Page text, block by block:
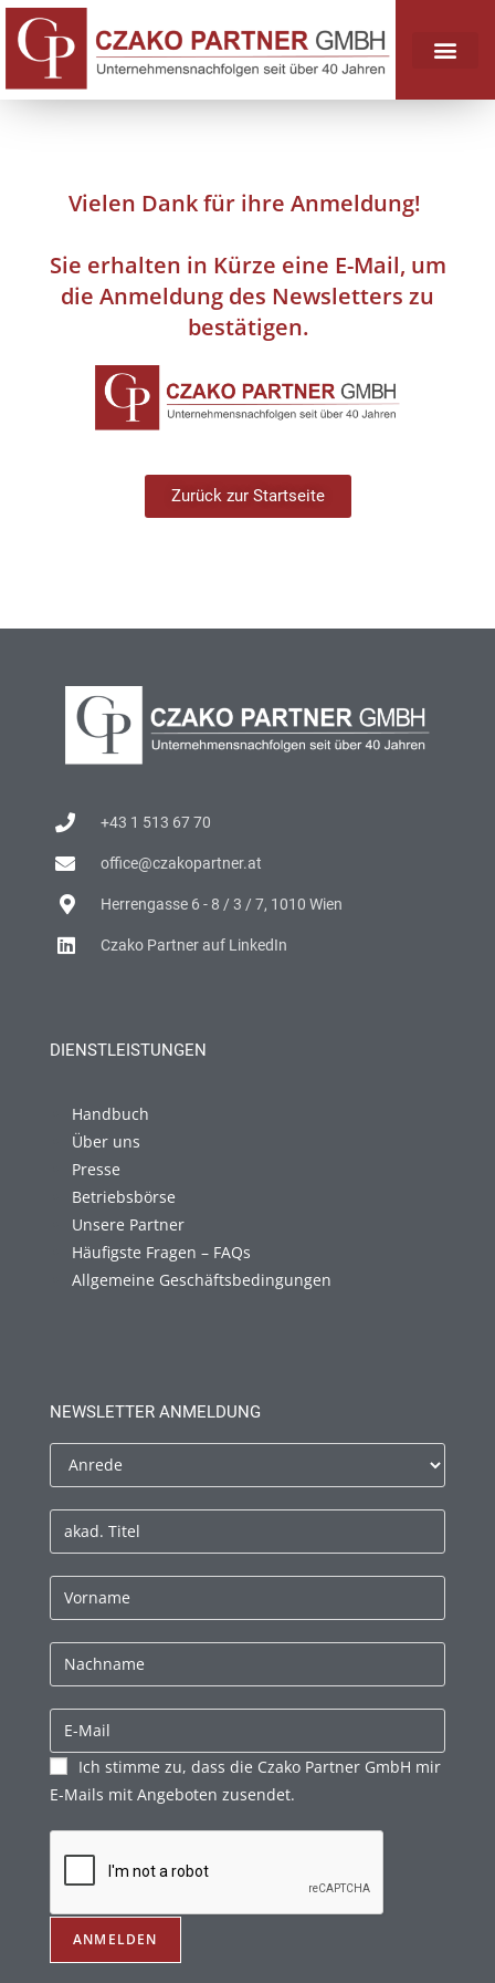
Vielen Dank für ihre Anmeldung!
Sie erhalten in Kürze eine E-Mail, um
die Anmeldung des Newsletters zu
bestätigen.
Zurück zur Startseite
+43 1 513 67 70
office@czakopartner.at
Herrengasse 6 - 8 / 3 / 7, 1010 Wien
Czako Partner auf LinkedIn
DIENSTLEISTUNGEN
Handbuch
Über uns
Presse
Betriebsbörse
Unsere Partner
Häufigste Fragen – FAQs
Allgemeine Geschäftsbedingungen
NEWSLETTER ANMELDUNG
Ich stimme zu, dass die Czako Partner GmbH mir
E-Mails mit Angeboten zusendet.